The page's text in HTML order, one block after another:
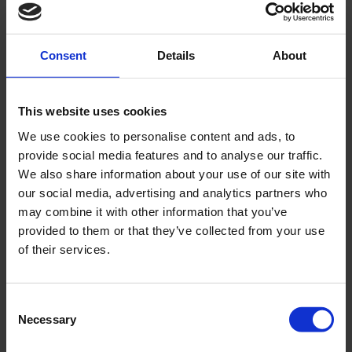
Consent Details About
This website uses cookies
We use cookies to personalise content and ads, to
provide social media features and to analyse our traffic.
We also share information about your use of our site with
our social media, advertising and analytics partners who
may combine it with other information that you’ve
provided to them or that they’ve collected from your use
of their services.
Necessary
ANDRA KÖPTE ÄVEN
Kilbultar pedalarm
Sachs mfl. 9.5mm
Pedalarmar Sachs /